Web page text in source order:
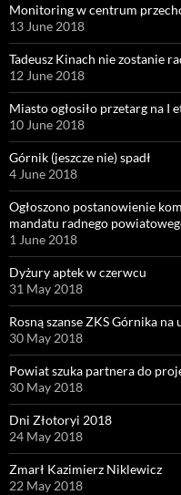
Monitoring w centrum
13 June 2018
Tadeusz Kinach nie zostanie
12 June 2018
Miasto ogłosiło przetarg na I
10 June 2018
Górnik (jeszcze nie) spadł
4 June 2018
Ogłoszono postanowienie
mandatu radnego
1 June 2018
Dyżury aptek w czerwcu
31 May 2018
Rosną szanse ZKS Górnika
30 May 2018
Powiat szuka partnera do
30 May 2018
Dni Złotoryi 2018
24 May 2018
Zmarł Kazimierz Niklewicz
22 May 2018